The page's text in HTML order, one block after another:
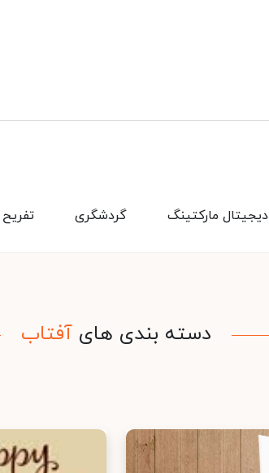
گردشگری دیجیتال مارکتینگ
دسته بندی های آفتاب